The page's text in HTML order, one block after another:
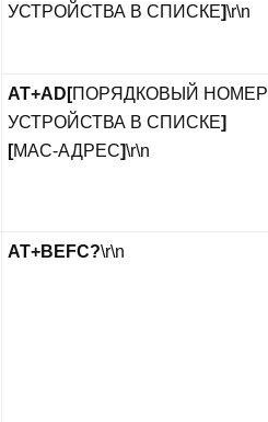
УСТРОЙСТВА В СПИСКЕ]\r\n
AT+AD[ПОРЯДКОВЫЙ НОМЕР
УСТРОЙСТВА В СПИСКЕ]
[MAC-АДРЕС]\r\n
AT+BEFC?\r\n